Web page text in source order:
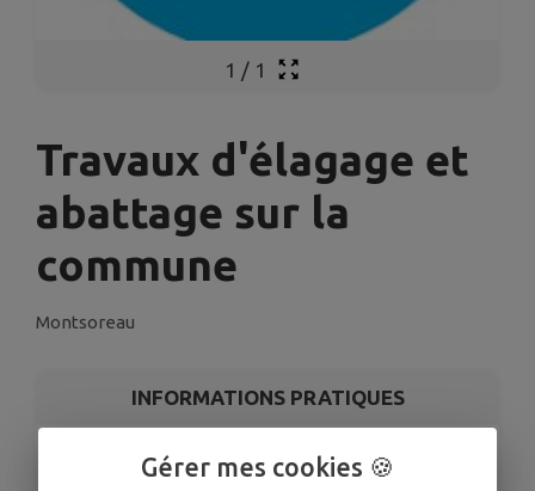
1 / 1
Travaux d'élagage et
abattage sur la
commune
Montsoreau
INFORMATIONS PRATIQUES
MontsoreauGérer mes cookies 🍪